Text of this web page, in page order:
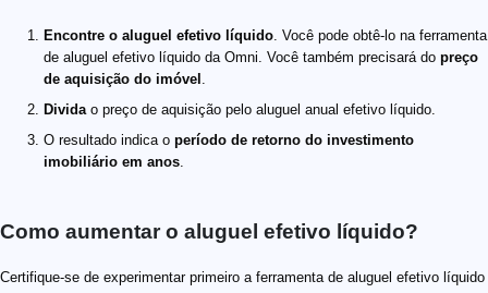
Encontre o aluguel efetivo líquido . Você pode obtê-lo na ferramenta
de aluguel efetivo líquido da Omni. Você também precisará do preço
de aquisição do imóvel
Divida o preço de aquisição pelo aluguel anual efetivo líquido.
O resultado indica o período de retorno do investimento
imobiliário em anos
Como aumentar o aluguel efetivo líquido?
Certifique-se de experimentar primeiro a ferramenta de aluguel efetivo líquido